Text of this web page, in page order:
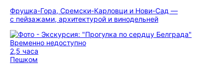
Фрушка-Гора, Сремски-Карловци и Нови-Сад —
с пейзажами, архитектурой и винодельней
Временно недоступно
2,5 часа
Пешком